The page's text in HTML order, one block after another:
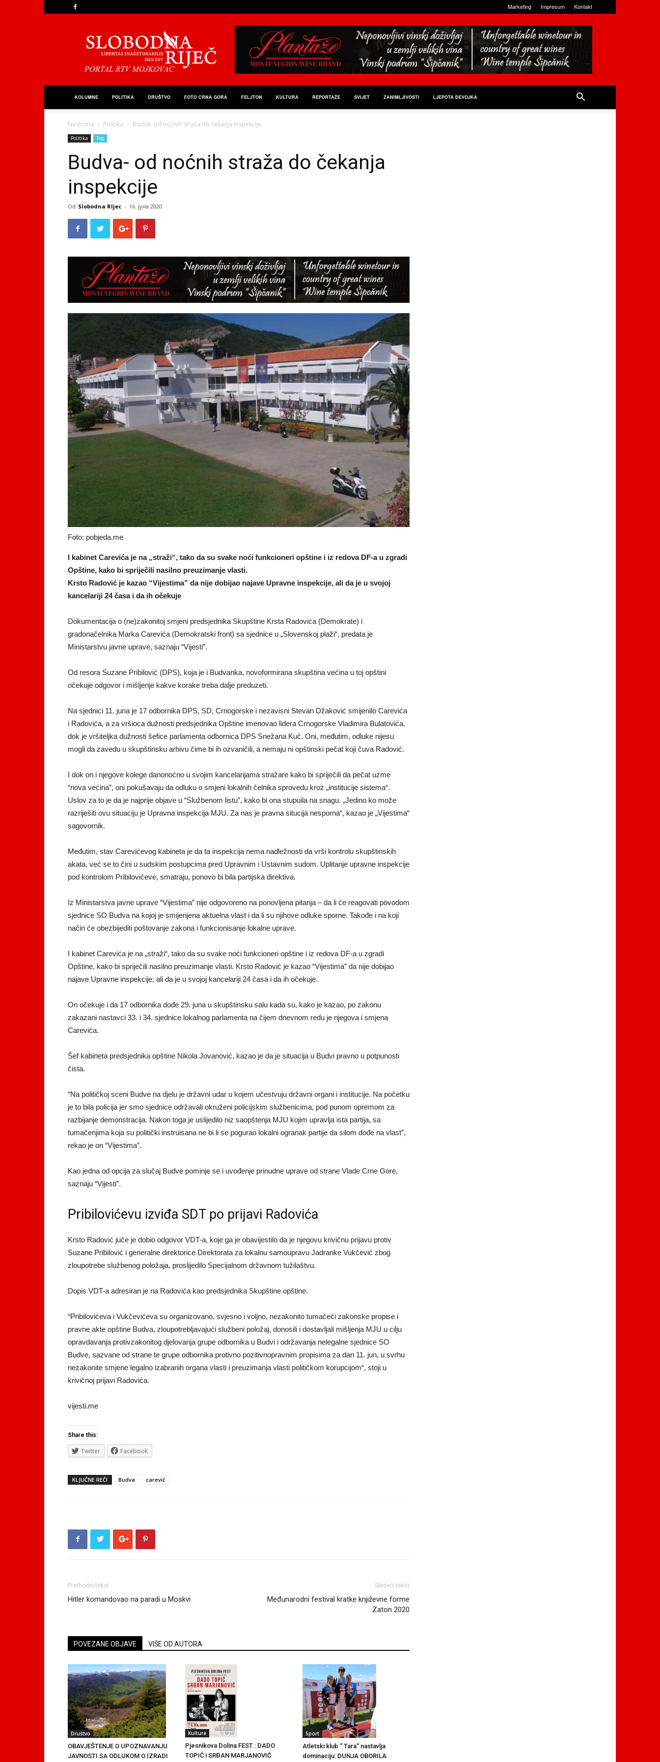
Marketing Impresum Kontakt
Riječ
KOLUMNE POLITIKA DRUŠTVO FOTO CRNA GORA FELJTON KULTURA REPORTAŽE SVIJET ZANIMLJIVOSTI LJEPOTA ĐEVOJKA
Naslovna Politika Budva- od noćnih straža do čekanja inspekcije
Politika Top
Budva- od noćnih straža do čekanja
inspekcije
Od Slobodna RIjec - 16. јуна 2020.
Foto: pobjeda.me
I kabinet Carevića je na „straži“, tako da su svake noći funkcioneri opštine i iz redova DF-a u zgradi
Opštine, kako bi spriječili nasilno preuzimanje vlasti.
Krsto Radović je kazao “Vijestima” da nije dobijao najave Upravne inspekcije, ali da je u svojoj
kancelariji 24 časa i da ih očekuje
Dokumentacija o (ne)zakonitoj smjeni predsjednika Skupštine Krsta Radovića (Demokrate) i
gradonačelnika Marka Carevića (Demokratski front) sa sjednice u „Slovenskoj plaži“, predata je
Ministarstvu javne uprave, saznaju “Vijesti”.
Od resora Suzane Pribilović (DPS), koja je i Budvanka, novoformirana skupština većina u toj opštini
očekuje odgovor i mišljenje kakve korake treba dalje preduzeti.
Na sjednici 11. juna je 17 odbornika DPS, SD, Crnogorske i nezavisni Stevan Džaković smijenilo Carevića
i Radovića, a za vršioca dužnosti predsjednika Opštine imenovao lidera Crnogorske Vladimira Bulatovića,
dok je vršiteljka dužnosti šefice parlamenta odbornica DPS Snežana Kuč. Oni, međutim, odluke nijesu
mogli da zavedu u skupštinsku arhivu čime bi ih ozvaničili, a nemaju ni opštinski pečat koji čuva Radović.
I dok on i njegove kolege danonoćno u svojim kancelarijama stražare kako bi spriječili da pečat uzme
“nova većina”, oni pokušavaju da odluku o smjeni lokalnih čelnika sprovedu kroz „institucije sistema“.
Uslov za to je da je najprije objave u “Službenom listu”, kako bi ona stupuila na snagu. „Jedino ko može
razriješiti ovu situaciju je Upravna inspekcija MJU. Za nas je pravna situcija nesporna“, kazao je „Vijestima“
sagovornik.
Međutim, stav Carevićevog kabineta je da ta inspekcija nema nadležnosti da vrši kontrolu skupštinskih
akata, već se to čini u sudskim postupcima pred Upravnim i Ustavnim sudom. Uplitanje upravne inspekcije
pod kontrolom Pribilovićeve, smatraju, ponovo bi bila partijska direktiva.
Iz Ministarstva javne uprave “Vijestima” nije odgovoreno na ponovljena pitanja – da li će reagovati povodom
sjednice SO Budva na kojoj je smijenjena aktuelna vlast i da li su njihove odluke sporne. Takođe i na koji
način će obezbijediti poštovanje zakona i funkcionisanje lokalne uprave.
I kabinet Carevića je na „straži“, tako da su svake noći funkcioneri opštine i iz redova DF-a u zgradi
Opštine, kako bi spriječili nasilno preuzimanje vlasti. Krsto Radović je kazao “Vijestima” da nije dobijao
najave Upravne inspekcije, ali da je u svojoj kancelariji 24 časa i da ih očekuje.
On očekuje i da 17 odbornika dođe 29. juna u skupštinsku salu kada su, kako je kazao, po zakonu
zakazani nastavci 33. i 34. sjednice lokalnog parlamenta na čijem dnevnom redu je njegova i smjena
Carevića.
Šef kabineta predsjednika opštine Nikola Jovanović, kazao je da je situacija u Budvi pravno u potpunosti
čista.
“Na političkoj sceni Budve na djelu je državni udar u kojem učestvuju državni organi i institucije. Na početku
je to bila policija jer smo sjednice održavali okruženi policijskim službenicima, pod punom opremom za
razbijanje demonstracija. Nakon toga je uslijedilo niz saopštenja MJU kojim upravlja ista partija, sa
tumačenjima koja su politički instruisana ne bi li se pogurao lokalni ogranak partije da silom dođe na vlast”,
rekao je on “Vijestima”.
Kao jedna od opcija za slučaj Budve pominje se i uvođenje prinudne uprave od strane Vlade Crne Gore,
saznaju “Vijesti”.
Pribilovićevu izviđa SDT po prijavi Radovića
Krsto Radović juče je dobio odgovor VDT-a, koje ga je obavijestilo da je njegovu krivičnu prijavu protiv
Suzane Pribilović i generalne direktorice Direktorata za lokalnu samoupravu Jadranke Vukčević zbog
zloupotrebe službenog položaja, proslijedilo Specijalnom državnom tužilaštvu.
Dopis VDT-a adresiran je na Radovića kao predsjednika Skupštine opštine.
“Pribilovićeva i Vukčevićeva su organizovano, svjesno i voljno, nezakonito tumačeći zakonske propise i
pravne akte opštine Budva, zloupotrebljavajući službeni položaj, donosili i dostavljali mišljenja MJU u cilju
opravdavanja protivzakonitog djelovanja grupe odbornika u Budvi i održavanja nelegalne sjednice SO
Budve, sazvane od strane te grupe odbornika protivno pozitivnopravnim propisima za dan 11. jun, u svrhu
nezakonite smjene legalno izabranih organa vlasti i preuzimanja vlasti političkom korupcijom“, stoji u
krivičnoj prijavi Radovića.
vijesti.me
Share this:
Twitter Facebook
KLJUČNE REČI Budva carević
Prethodni tekst
Hitler komandovao na paradi u Moskvi
Sledeći tekst
Međunarodni festival kratke književne forme
Zaton 2020
POVEZANE OBJAVE VIŠE OD AUTORA
Društvo
OBAVJEŠTENJE O UPOZNAVANJU
JAVNOSTI SA ODLUKOM O IZRADI
Kultura
Pjesnikova Dolina FEST : DADO
TOPIĆ i SRĐAN MARJANOVIĆ
Sport
Atletski klub “ Tara“ nastavlja
dominaciju: DUNJA OBORILA